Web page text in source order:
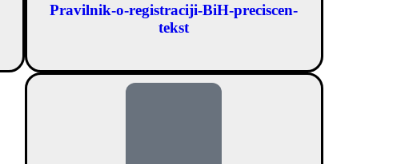
Pravilnik-o-registraciji-BiH-preciscen-
tekst